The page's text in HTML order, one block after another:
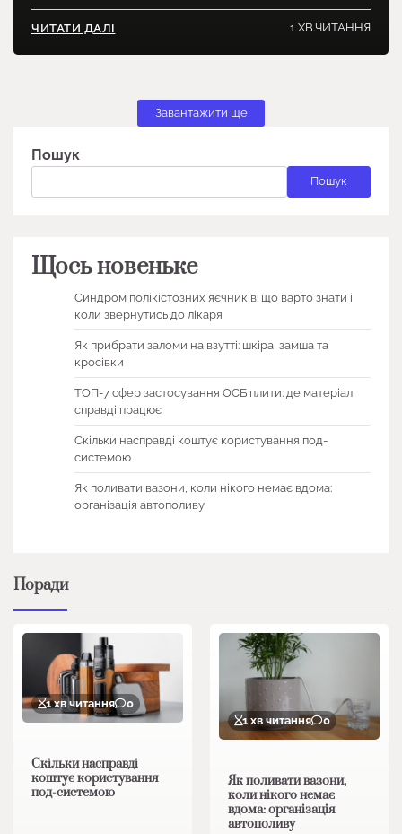
ЧИТАТИ ДАЛІ 1 ХВ.ЧИТАННЯ
Завантажити ще
Пошук
Пошук
Щось новеньке
Синдром полікістозних яєчників: що варто знати і
коли звернутись до лікаря
Як прибрати заломи на взутті: шкіра, замша та
кросівки
ТОП-7 сфер застосування ОСБ плити: де матеріал
справді працює
Скільки насправді коштує користування под-
системою
Як поливати вазони, коли нікого немає вдома:
організація автополиву
Поради
1 хв читання 0
Скільки насправді
коштує користування
под-системою
1 хв читання 0
Як поливати вазони,
коли нікого немає
вдома: організація
автополиву